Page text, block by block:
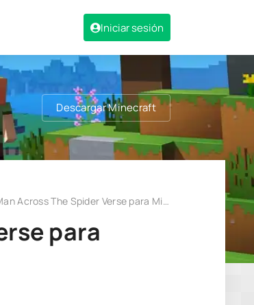
Iniciar sesión
Descargar Minecraft
The Spider Verse para Minecraft PE (Bedrock) 1.19
para